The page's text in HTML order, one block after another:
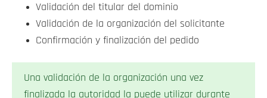
Validación del titular del dominio
Validación de la organización del solicitante
Confirmación y finalización del pedido
Una validación de la organización una vez
finalizada la autoridad la puede utilizar durante